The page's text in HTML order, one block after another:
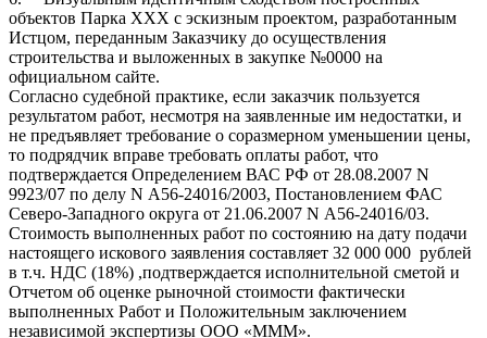
объектов Парка ХХХ с эскизным проектом, разработанным
Истцом, переданным Заказчику до осуществления
строительства и выложенных в закупке №0000 на
официальном сайте.
Согласно судебной практике, если заказчик пользуется
результатом работ, несмотря на заявленные им недостатки, и
не предъявляет требование о соразмерном уменьшении цены,
то подрядчик вправе требовать оплаты работ, что
подтверждается Определением ВАС РФ от 28.08.2007 N
9923/07 по делу N А56-24016/2003, Постановлением ФАС
Северо-Западного округа от 21.06.2007 N А56-24016/03.
Стоимость выполненных работ по состоянию на дату подачи
настоящего искового заявления составляет 32 000 000 рублей
в т.ч. НДС (18%) ,подтверждается исполнительной сметой и
Отчетом об оценке рыночной стоимости фактически
выполненных Работ и Положительным заключением
независимой экспертизы ООО «МММ».